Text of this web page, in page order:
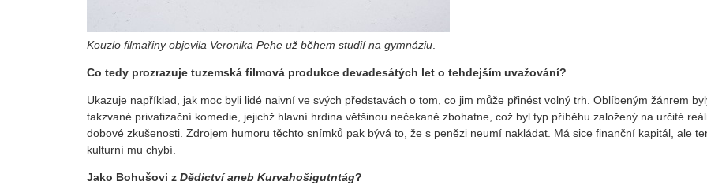
Kouzlo filmařiny objevila Veronika Pehe už během studií na gymnáziu.
Co tedy prozrazuje tuzemská filmová produkce devadesátých let o tehdejším uvažování?
Ukazuje například, jak moc byli lidé naivní ve svých představách o tom, co jim může přinést volný trh. Oblíbeným žánrem
takzvané privatizační komedie, jejichž hlavní hrdina většinou nečekaně zbohatne, což byl typ příběhu založený na určité
dobové zkušenosti. Zdrojem humoru těchto snímků pak bývá to, že s penězi neumí nakládat. Má sice finanční kapitál, ale
kulturní mu chybí.
Jako Bohušovi z Dědictví aneb Kurvahošigutntág?